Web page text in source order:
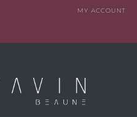
MY ACCOUNT